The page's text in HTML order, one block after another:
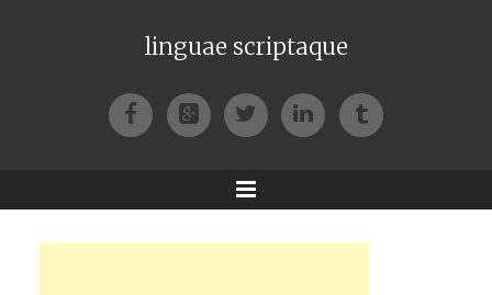
linguae scriptaque
FacebookGoogle+TwitterLinkedIn
Tumblr
Menu